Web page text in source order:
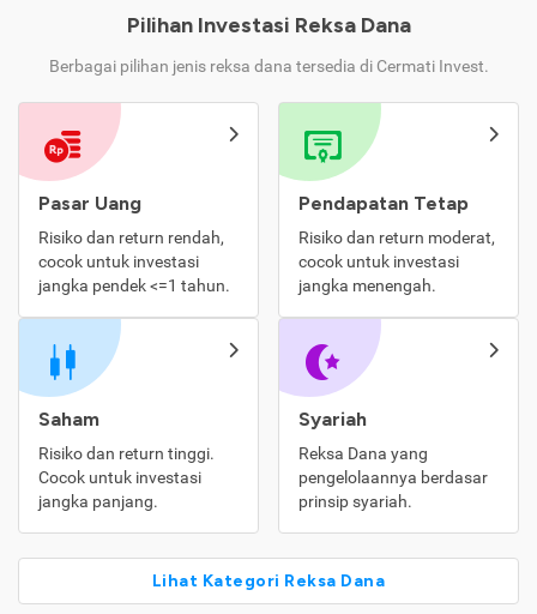
Pilihan Investasi Reksa Dana
Berbagai pilihan jenis reksa dana tersedia di Cermati Invest.
Pasar Uang
Risiko dan return rendah,
cocok untuk investasi
jangka pendek <=1 tahun.
Pendapatan Tetap
Risiko dan return moderat,
cocok untuk investasi
jangka menengah.
Saham
Risiko dan return tinggi.
Cocok untuk investasi
jangka panjang.
Syariah
Reksa Dana yang
pengelolaannya berdasar
prinsip syariah.
Lihat Kategori Reksa Dana